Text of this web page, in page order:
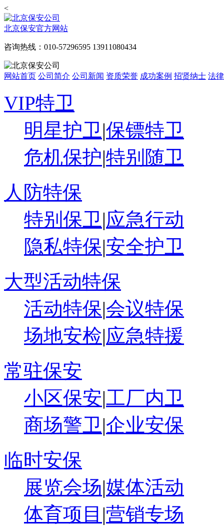
<
北京保安官方网站
咨询热线：010-57296595 13911080434
网站首页 公司简介 公司新闻 资质荣誉 成功案例 招贤纳士 法
VIP特卫
明星护卫 |保镖特卫
危机保护|特别随卫
人防特保
特别保卫 |应急行动
隐私特保|安全护卫
大型活动特保
活动特保|会议特保
场地安检|应急特援
常驻保安
小区保安|工厂内卫
商场警卫 |企业安保
临时安保
展览会场|媒体活动
体育项目 |营销专场